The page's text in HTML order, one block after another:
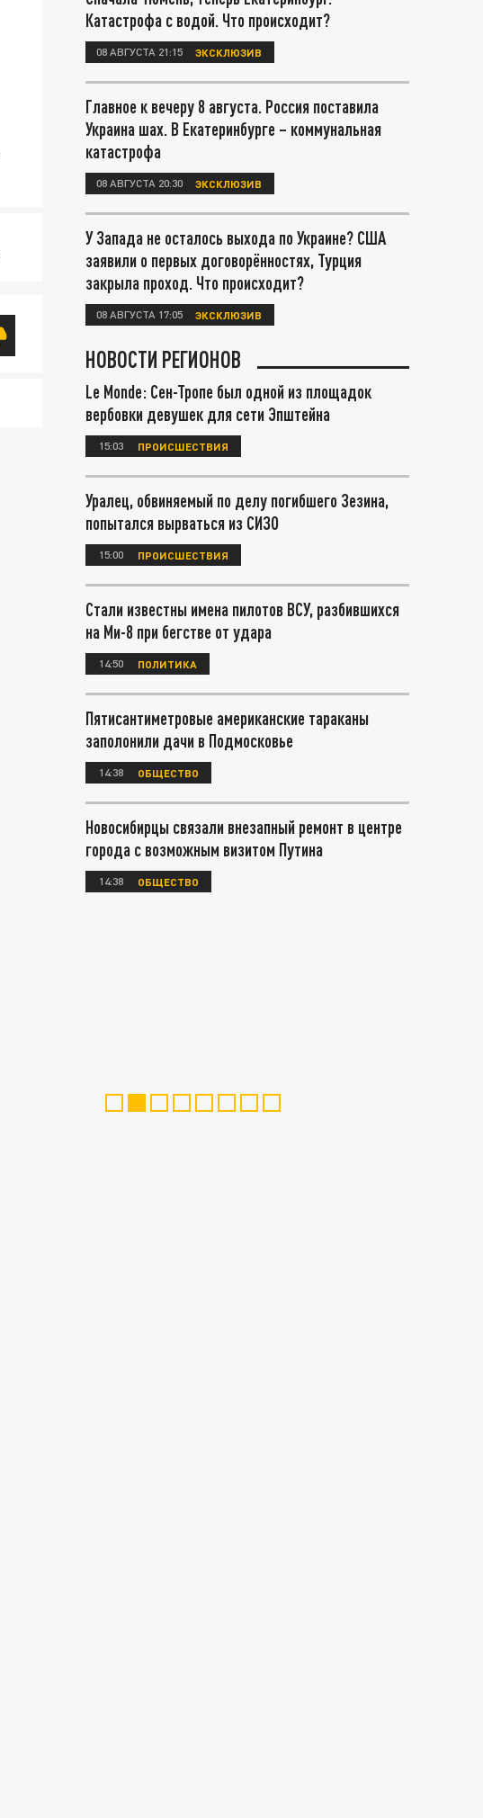
Катастрофа с водой. Что происходит?
08 АВГУСТА 21:15 ЭКСКЛЮЗИВ
Главное к вечеру 8 августа. Россия поставила
Украина шах. В Екатеринбурге – коммунальная
катастрофа
08 АВГУСТА 20:30 ЭКСКЛЮЗИВ
У Запада не осталось выхода по Украине? США
заявили о первых договорённостях, Турция
закрыла проход. Что происходит?
08 АВГУСТА 17:05 ЭКСКЛЮЗИВ
НОВОСТИ РЕГИОНОВ
Le Monde: Сен-Тропе был одной из площадок
вербовки девушек для сети Эпштейна
15:03 ПРОИСШЕСТВИЯ
Уралец, обвиняемый по делу погибшего Зезина,
попытался вырваться из СИЗО
15:00 ПРОИСШЕСТВИЯ
Стали известны имена пилотов ВСУ, разбившихся
на Ми-8 при бегстве от удара
14:50 ПОЛИТИКА
Пятисантиметровые американские тараканы
заполонили дачи в Подмосковье
14:38 ОБЩЕСТВО
Новосибирцы связали внезапный ремонт в центре
города с возможным визитом Путина
14:38 ОБЩЕСТВО